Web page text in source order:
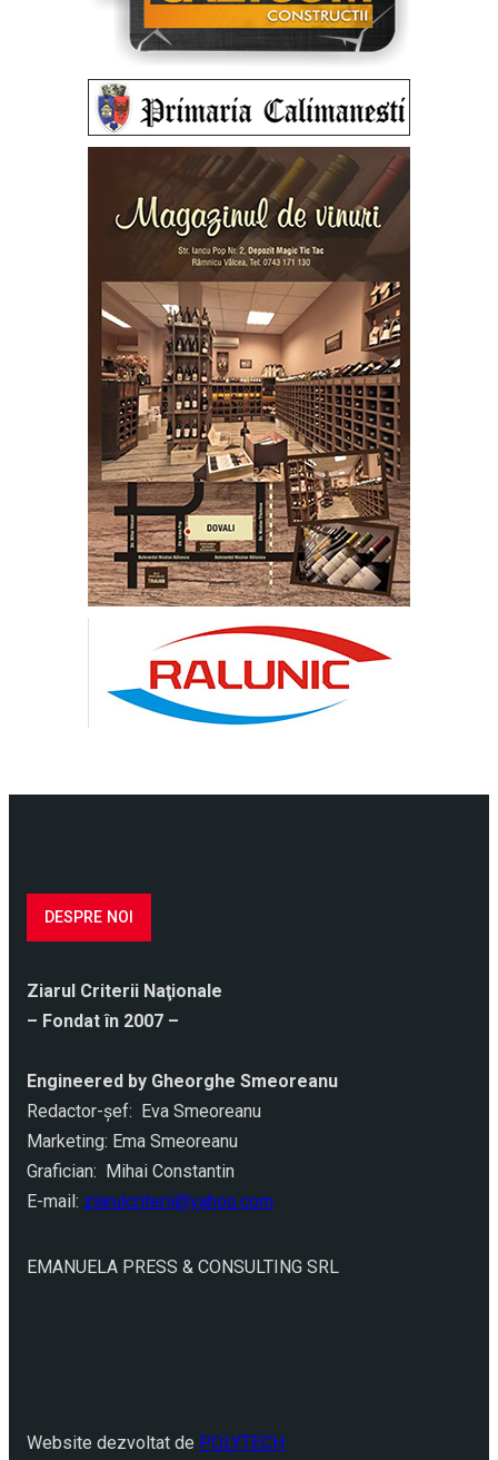
DESPRE NOI
Ziarul Criterii Naţionale
– Fondat în 2007 –
Engineered by Gheorghe Smeoreanu
Redactor-şef: Eva Smeoreanu
Marketing: Ema Smeoreanu
Grafician: Mihai Constantin
E-mail: ziarulcriterii@yahoo.com
EMANUELA PRESS & CONSULTING SRL
Website dezvoltat de POLYTECH